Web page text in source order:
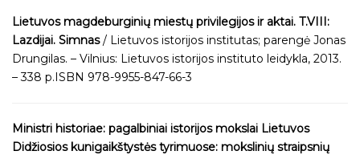
Lietuvos magdeburginių miestų privilegijos ir aktai. T.VIII:
Lazdijai. Simnas/ Lietuvos istorijos institutas; parengė Jonas
Drungilas. – Vilnius: Lietuvos istorijos instituto leidykla, 2013.
– 338 p.ISBN 978-9955-847-66-3
Ministri historiae: pagalbiniai istorijos mokslai Lietuvos
Didžiosios kunigaikštystės tyrimuose: mokslinių straipsnių